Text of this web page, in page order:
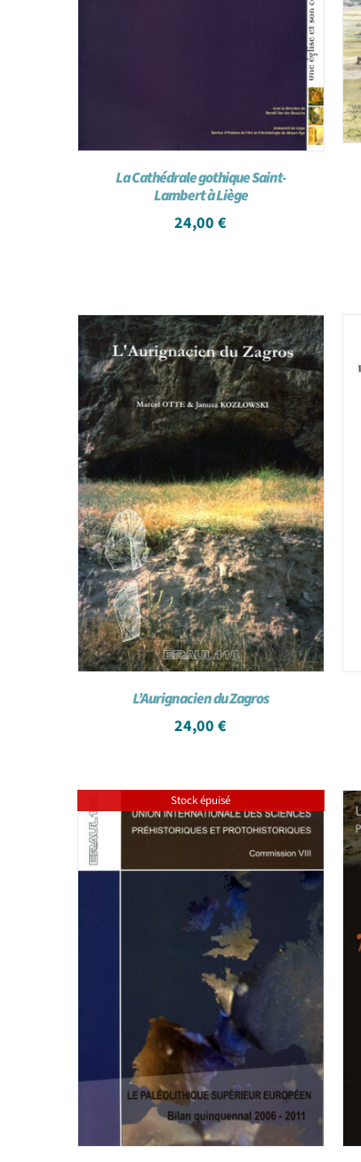
La Cathédrale gothique Saint-
Lambert à Liège
24,00€
L’Aurignacien du Zagros
24,00€
Stock épuisé